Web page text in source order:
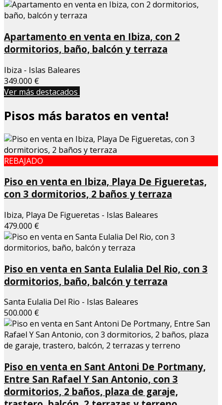
Apartamento en venta en Ibiza, con 2
dormitorios, baño, balcón y terraza
Ibiza - Islas Baleares
349.000 €
Ver más destacados
Pisos más baratos en venta!
REBAJADO
Piso en venta en Ibiza, Playa De Figueretas,
con 3 dormitorios, 2 baños y terraza
Ibiza, Playa De Figueretas - Islas Baleares
479.000 €
Piso en venta en Santa Eulalia Del Rio, con 3
dormitorios, baño, balcón y terraza
Santa Eulalia Del Rio - Islas Baleares
500.000 €
Piso en venta en Sant Antoni De Portmany,
Entre San Rafael Y San Antonio, con 3
dormitorios, 2 baños, plaza de garaje,